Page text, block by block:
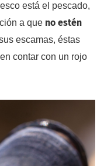
está el pescado,
a que no estén
escamas, éstas
contar con un rojo